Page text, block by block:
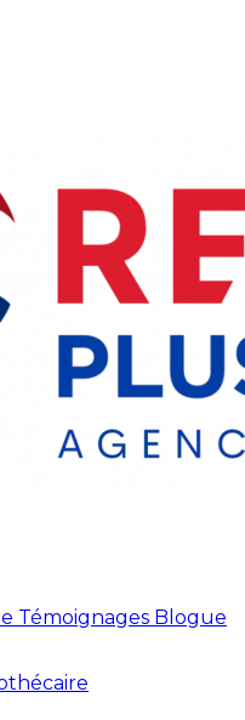
Témoignages Blogue